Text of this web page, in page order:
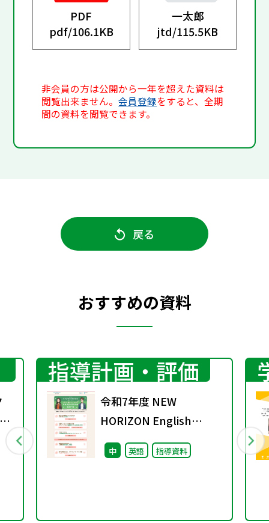
PDF
pdf/106.1KB
一太郎
jtd/115.5KB
非会員の方は公開から一年を超えた資料は
閲覧出来ません。会員登録をすると、全期
間の資料を閲覧できます。
戻る
おすすめの資料
指導計画・評価
令和7年度 NEW
HORIZON English
Course ４月までに絶
対におさえておきたい 新
中 英語 指導資料